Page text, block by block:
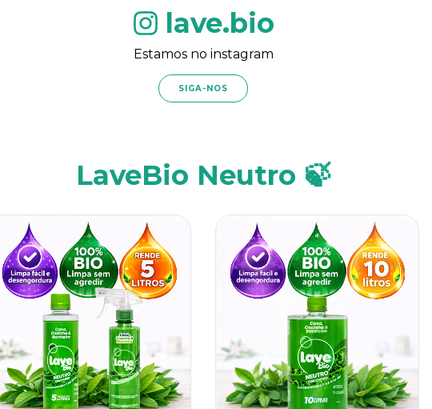
lave.bio
Estamos no instagram
SIGA-NOS
LaveBio Neutro 🍃